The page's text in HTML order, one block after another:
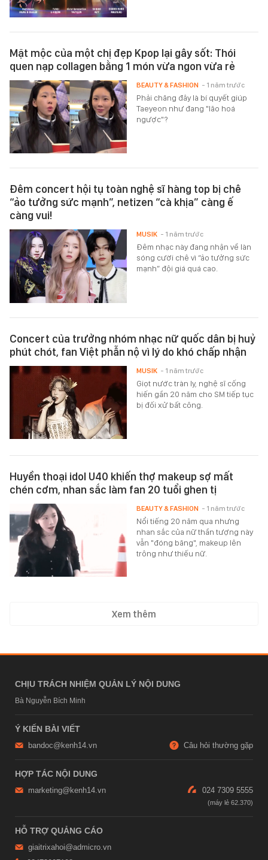
Mặt mộc của một chị đẹp Kpop lại gây sốt: Thói
quen nạp collagen bằng 1 món vừa ngon vừa rẻ
Phải chăng đây là bí quyết giúp
Taeyeon như đang "lão hoá
ngược"?
BEAUTY & FASHION - 1 năm trước
Đêm concert hội tụ toàn nghệ sĩ hàng top bị chê
“ảo tưởng sức mạnh”, netizen “cà khịa” càng ế
càng vui!
Đêm nhạc này đang nhận về làn
sóng cười chê vì “ảo tưởng sức
mạnh” đội giá quá cao.
MUSIK - 1 năm trước
Concert của trưởng nhóm nhạc nữ quốc dân bị huỷ
phút chót, fan Việt phẫn nộ vì lý do khó chấp nhận
Giọt nước tràn ly, nghệ sĩ cống
hiến gần 20 năm cho SM tiếp tục
bị đối xử bất công.
MUSIK - 1 năm trước
Huyền thoại idol U40 khiến thợ makeup sợ mất
chén cơm, nhan sắc làm fan 20 tuổi ghen tị
Nổi tiếng 20 năm qua nhưng
nhan sắc của nữ thần tượng này
vẫn "đóng băng", makeup lên
trông như thiếu nữ.
BEAUTY & FASHION - 1 năm trước
Xem thêm
CHỊU TRÁCH NHIỆM QUẢN LÝ NỘI DUNG
Bà Nguyễn Bích Minh
Ý KIẾN BÀI VIẾT
bandoc@kenh14.vn Câu hỏi thường gặp
HỢP TÁC NỘI DUNG
marketing@kenh14.vn 024 7309 5555
HỖ TRỢ QUẢNG CÁO
giaitrixahoi@admicro.vn